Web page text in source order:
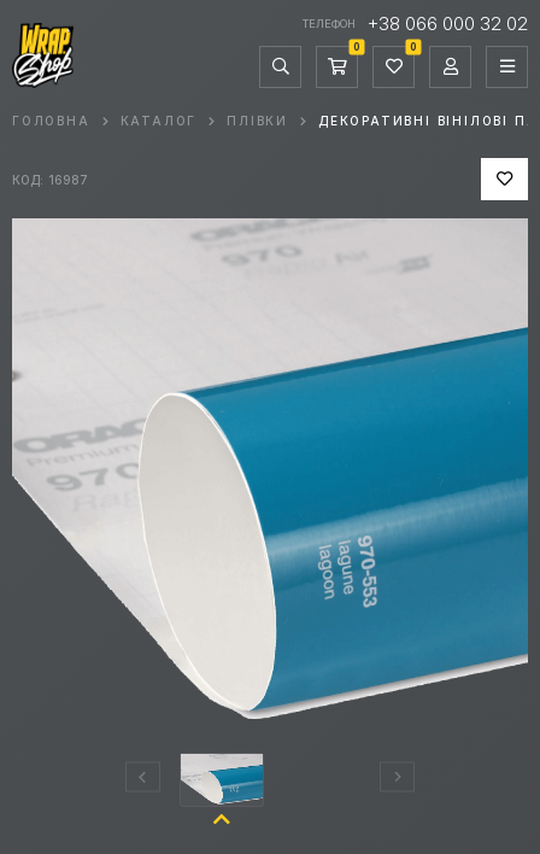
ТЕЛЕФОН +38 066 000 32 02
0 0
ГОЛОВНА КАТАЛОГ ПЛІВКИ ДЕКОРАТИВНІ ВІНІЛОВІ
КОД: 16987